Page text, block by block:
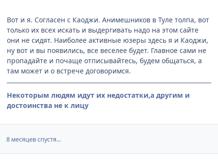
Вот и я. Согласен с Каоджи. Анимешников в Туле толпа, вот
только их всех искать и выдергивать надо на этом сайте
они не сидят. Наиболее активные юзеры здесь я и Каоджи,
ну вот и вы появились, все веселее будет. Главное сами не
пропадайте и почаще отписывайтесь, будем общаться, а
там может и о встрече договоримся.
Некоторым людям идут их недостатки,а другим и
достоинства не к лицу
8 месяцев спустя...